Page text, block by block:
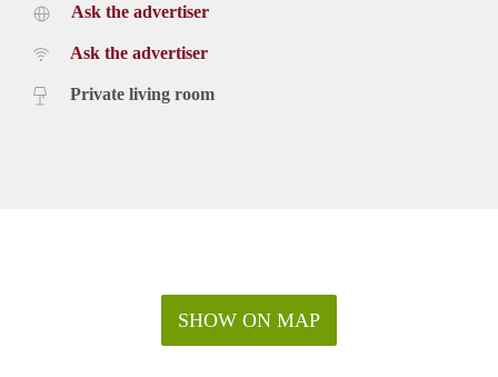
Ask the advertiser
Ask the advertiser
Private living room
SHOW ON MAP